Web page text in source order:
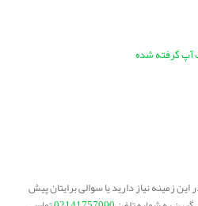
گرفته شده
زمینه نیاز دارید یا سوالی برایتان پیش